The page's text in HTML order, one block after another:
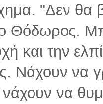
"Δεν θα
ο Θόδωρος.
και την
Νάχουν να
να